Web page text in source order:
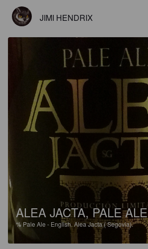
JIMI HENDRIX
ALEA JACTA, PALE ALE
% Pale Ale - English. Alea Jacta ( Segovia).